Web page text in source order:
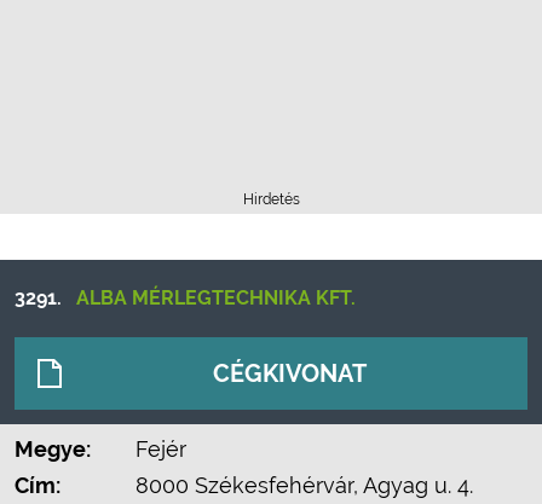
Hirdetés
3291. ALBA MÉRLEGTECHNIKA KFT.
CÉGKIVONAT
Megye:
Fejér
Cím:
8000 Székesfehérvár, Agyag u. 4.